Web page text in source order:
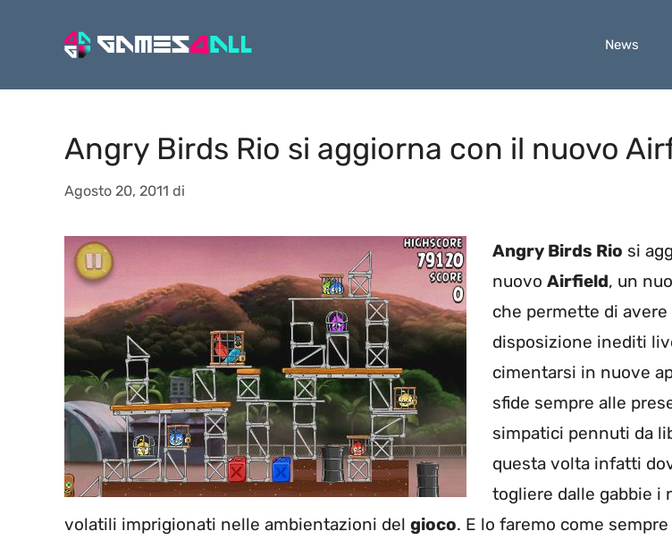
News
Angry Birds Rio si aggiorna con il nuovo
Agosto 20, 2011 di
Angry Birds Rio si
nuovo Airfield, un
che permette di avere
disposizione inediti
cimentarsi in nuove
sfide sempre alle
simpatici pennuti da
questa volta infatti
togliere dalle gabbie i
volatili imprigionati nelle ambientazioni del gioco. E lo faremo come